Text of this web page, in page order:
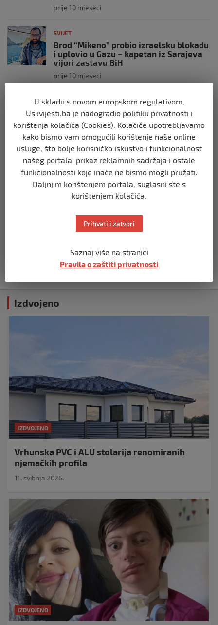
prije 10 mjeseci
SVIJET
Brod “Mikeno” probio izraelsku blokadu
i uplovio u Gazu – kapetan iz Sarajeva
vijori zastavu BiH
prije 10 mjeseci
SVIJET
Opsadno stanje u Münchenu, odjeknulo
nekoliko eksplozija: Ima žrtava,
policijske snage na terenu
prije 10 mjeseci
SVIJET
Putin: Spremni smo vojno uzvratiti
Zapadu
ozbiljna nakon izraelskog napada na
Dohu
prije 11 mjeseci
Izdvojeno
IZDVOJENO
Vrhunska PVC i ALU stolarija renomiranih
njemačkih profila
11. svibnja 2026.
IZDVOJENO
U skladu s novom europskom regulativom,
Uskvijesti.ba je nadogradio politiku privatnosti i
korištenja kolačića (Cookies). Kolačiće upotrebljavamo
kako bismo vam omogućili korištenje naše online
usluge, što bolje korisničko iskustvo i funkcionalnost
našeg portala, prikaz reklamnih sadržaja i ostale
funkcionalnosti koje inače ne bismo mogli pružati.
Daljnjim korištenjem portala, suglasni ste s
korištenjem kolačića.
Prihvati i zatvori
Saznaj više na stranici
Pravila o zaštiti privatnosti